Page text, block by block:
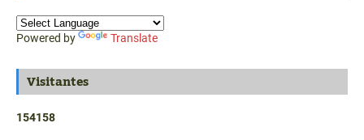
Powered by Translate
Visitantes
154158